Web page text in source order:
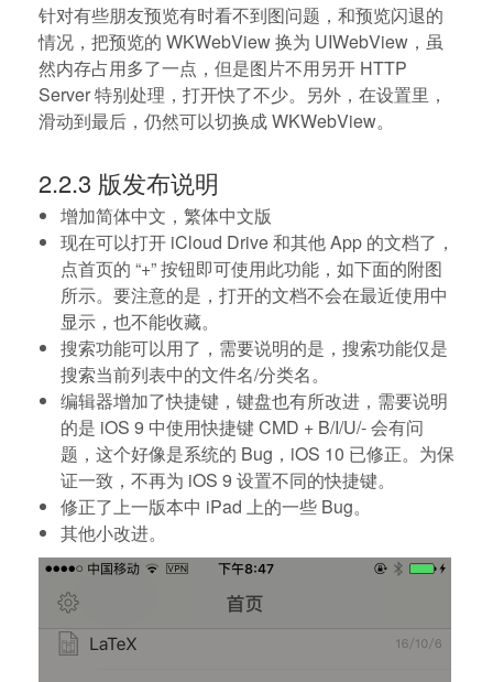
针对有些朋友预览有时看不到图问题，和预览闪退的
情况，把预览的 WKWebView 换为 UIWebView，虽
然内存占用多了一点，但是图片不用另开 HTTP
Server 特别处理，打开快了不少。另外，在设置里，
滑动到最后，仍然可以切换成 WKWebView。
2.2.3 版发布说明
增加简体中文，繁体中文版
现在可以打开 iCloud Drive 和其他 App 的文档了，
点首页的 “+” 按钮即可使用此功能，如下面的附图
所示。要注意的是，打开的文档不会在最近使用中
显示，也不能收藏。
搜索功能可以用了，需要说明的是，搜索功能仅是
搜索当前列表中的文件名/分类名。
编辑器增加了快捷键，键盘也有所改进，需要说明
的是 iOS 9 中使用快捷键 CMD + B/I/U/- 会有问
题，这个好像是系统的 Bug，iOS 10 已修正。为保
证一致，不再为 iOS 9 设置不同的快捷键。
修正了上一版本中 iPad 上的一些 Bug。
其他小改进。